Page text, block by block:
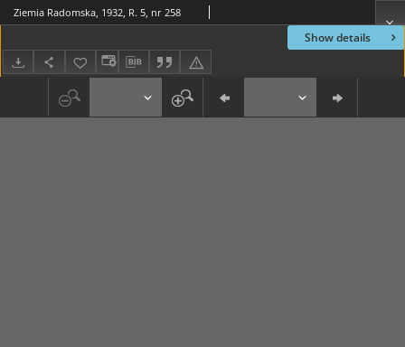
Show details
Ziemia Radomska, 1932, R. 5, nr 258